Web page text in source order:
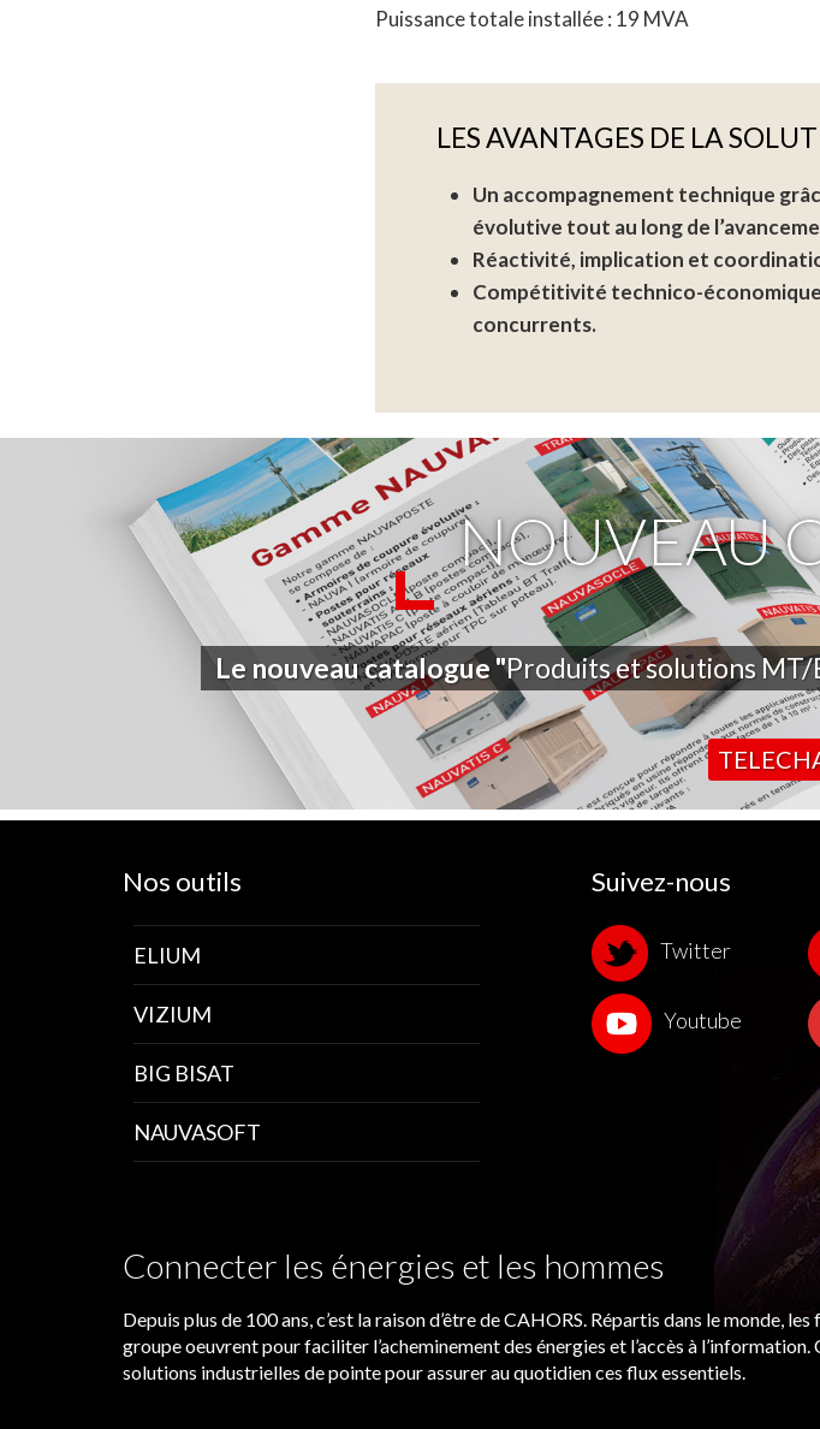
Puissance totale installée : 19 MVA
LES AVANTAGES DE LA
Un accompagnement technique
évolutive tout au long de
Réactivité, implication et
Compétitivité technico-
concurrents.
NOUVEAU
Le nouveau catalogue "Produits et solutions
Nos outils
ELIUM
VIZIUM
BIG BISAT
NAUVASOFT
Suivez-nous
Twitter
Youtube
Connecter les énergies et les hommes
Depuis plus de 100 ans, c’est la raison d’être de CAHORS. Répartis dans le monde,
groupe oeuvrent pour faciliter l’acheminement des énergies et l’accès à l’information.
solutions industrielles de pointe pour assurer au quotidien ces flux essentiels.